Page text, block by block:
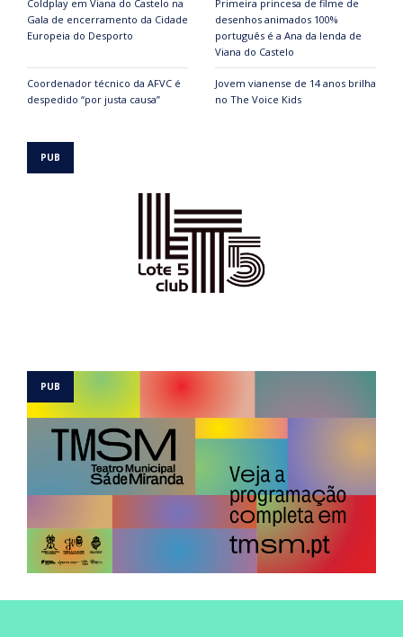
Coldplay em Viana do Castelo na
Gala de encerramento da Cidade
Europeia do Desporto
Primeira princesa de filme de
desenhos animados 100%
português é a Ana da lenda de
Viana do Castelo
Coordenador técnico da AFVC é
despedido “por justa causa”
Jovem vianense de 14 anos brilha
no The Voice Kids